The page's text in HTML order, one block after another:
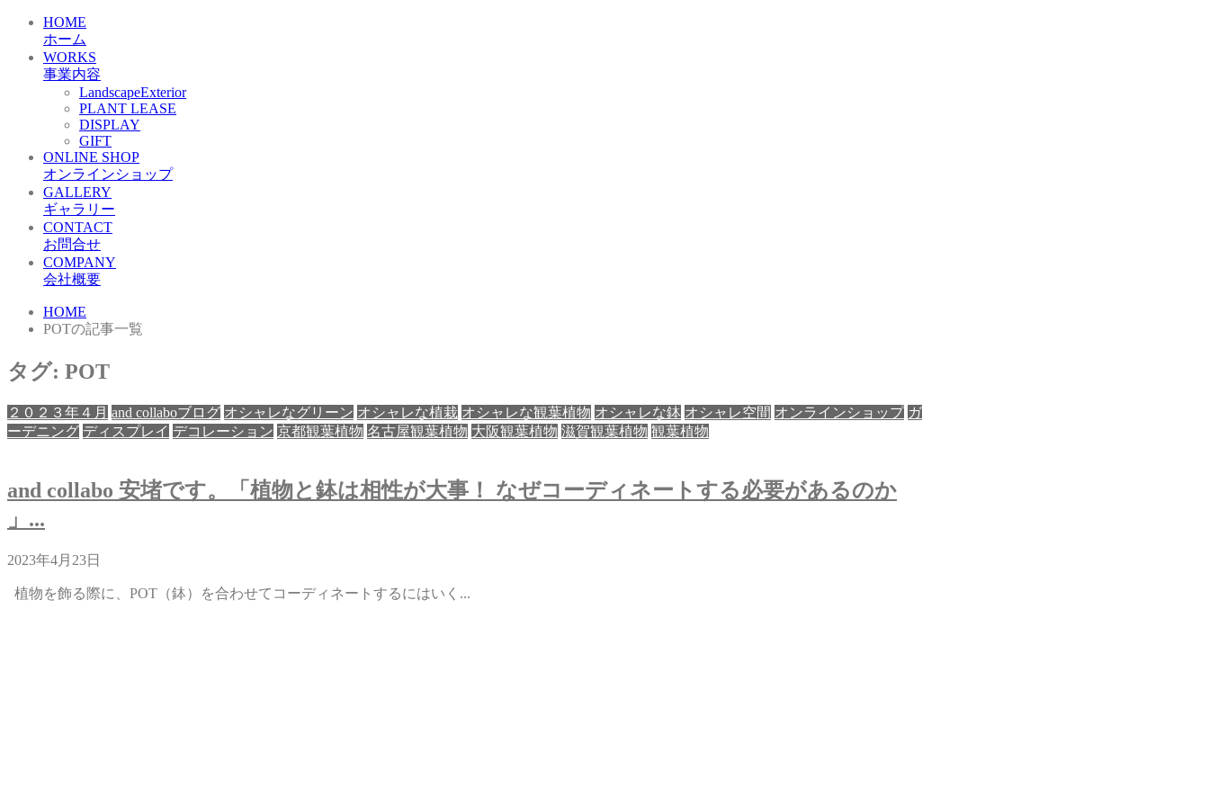
HOME
ホーム
WORKS
事業内容
LandscapeExterior
PLANT LEASE
DISPLAY
GIFT
ONLINE SHOP
オンラインショップ
GALLERY
ギャラリー
CONTACT
お問合せ
COMPANY
会社概要
HOME
POTの記事一覧
タグ: POT
２０２３年４月 and collaboブログ オシャレなグリーン オシャレな植栽 オシャレな観葉植物 オシャレな鉢 オシャレ空間 オンラインショップ ガ
ーデニング ディスプレイ デコレーション 京都観葉植物 名古屋観葉植物 大阪観葉植物 滋賀観葉植物 観葉植物
and collabo 安堵です。「植物と鉢は相性が大事！ なぜコーディネートする必要があるのか​​
」...
2023年4月23日
植物を飾る際に、POT（鉢）を合わせてコーディネートするにはいく...